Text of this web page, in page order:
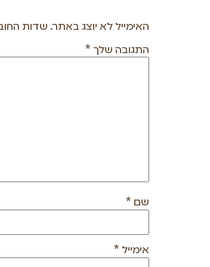
האימייל לא יוצג באתר. שדות
התגובה שלך *
שם *
אימייל *